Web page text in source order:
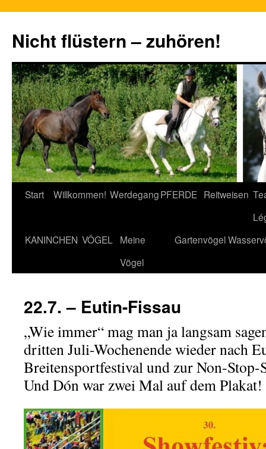
Nicht flüstern – zuhören!
Zum
springen
Start Willkommen! WerdegangPFERDE Reitweisen
KANINCHEN VÖGEL
Meine
Vögel
Gartenvögel
22.7. – Eutin-Fissau
„Wie immer“ mag man ja langsam
dritten Juli-Wochenende wieder nach
Breitensportfestival und zur Non-Stop-
Und Dón war zwei Mal auf dem Plakat!